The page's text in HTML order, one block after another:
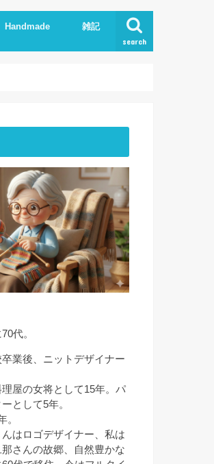
search
Handmade
トーンアート
作り
雑記
読書
代。
業後、ニットデザイナー
屋の女将として15年。パ
として5年。
。
はロゴデザイナー、私は
さんの故郷、自然豊かな